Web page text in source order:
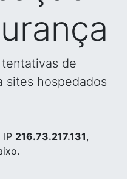
de
sites hospedados
IP 216.73.217.131,